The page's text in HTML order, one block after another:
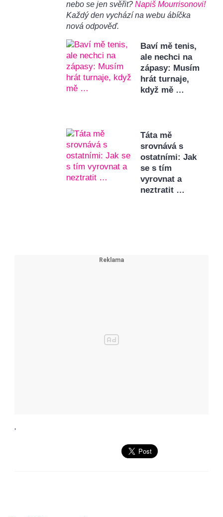
nebo se jen svěřit? Napiš Mourrisonovi!
Každý den vychází na webu ábíčka
nová odpověď.
Baví mě tenis,
ale nechci na
zápasy: Musím
hrát turnaje,
když mě …
Táta mě
srovnává s
ostatními: Jak
se s tím
vyrovnat a
neztratit …
'